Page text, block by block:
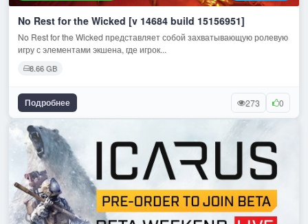
No Rest for the Wicked [v 14684 build 15156951]
No Rest for the Wicked представляет собой захватывающую ролевую
игру с элементами экшена, где игрок...
8.66 GB
Подробнее 273 0